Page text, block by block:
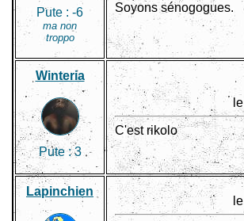
Pute : -6
ma non
troppo
Soyons sénogogues.
Winteria
Pute :3
C'est rikolo
Lapinchien